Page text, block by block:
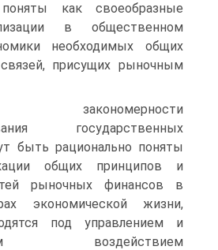
поняты как своеобразные
в общественном
необходимых общих
присущих рыночным
закономерности
государственных
быть рационально поняты
общих принципов и
рыночных финансов в
экономической жизни,
под управлением и
воздействием